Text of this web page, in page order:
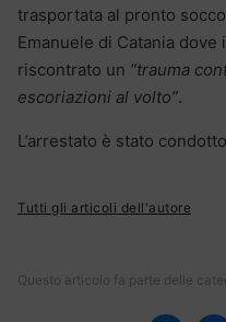
trasportata al pronto
Emanuele di Catania
riscontrato un “trauma
escoriazioni al volto”.
L’arrestato è stato
Tutti gli articoli dell'autore
Questo articolo fa parte delle